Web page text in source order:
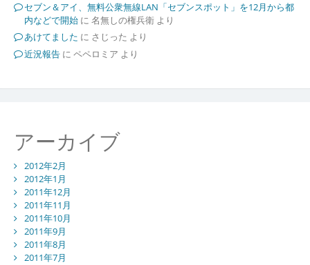
セブン＆アイ、無料公衆無線LAN「セブンスポット」を12月から都
内などで開始に 名無しの権兵衛より
あけてました に さじった より
近況報告に ペペロミア より
アーカイブ
2012年2月
2012年1月
2011年12月
2011年11月
2011年10月
2011年9月
2011年8月
2011年7月